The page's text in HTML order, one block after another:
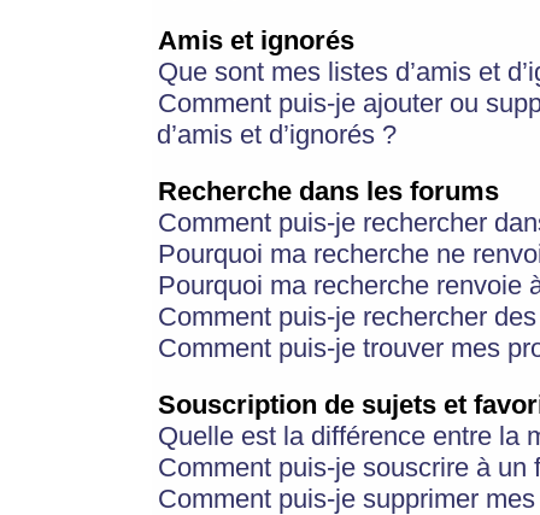
Amis et ignorés
Que sont mes listes d’amis et
Comment puis-je ajouter ou
d’amis et d’ignorés ?
Recherche dans les forums
Comment puis-je rechercher
Pourquoi ma recherche ne
Pourquoi ma recherche renvoie
Comment puis-je rechercher
Comment puis-je trouver mes
Souscription de sujets et
Quelle est la différence entre la
Comment puis-je souscrire à
Comment puis-je supprimer